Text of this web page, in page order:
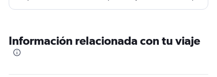
tuvimos que pasar toda la noche en el aeropuerto.
Información relacionada con tu viaje